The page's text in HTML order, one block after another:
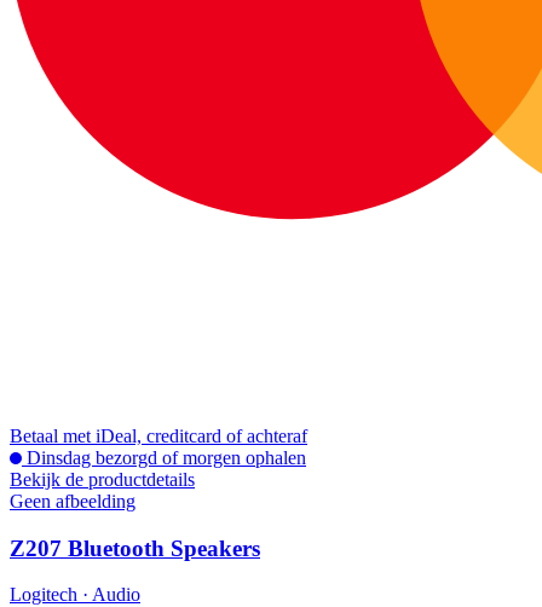
Betaal met iDeal, creditcard of achteraf
Dinsdag bezorgd of morgen ophalen
Bekijk de productdetails
Geen afbeelding
Z207 Bluetooth Speakers
Logitech · Audio